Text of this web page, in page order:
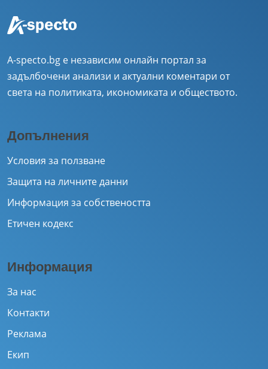
A-specto.bg е независим онлайн портал за
задълбочени анализи и актуални коментари от
света на политиката, икономиката и обществото.
Допълнения
Условия за ползване
Защита на личните данни
Информация за собствеността
Етичен кодекс
Информация
За нас
Контакти
Реклама
Екип